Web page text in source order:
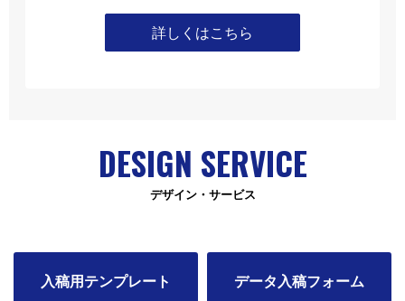
詳しくはこちら
DESIGN SERVICE
デザイン・サービス
入稿用テンプレート データ入稿フォーム